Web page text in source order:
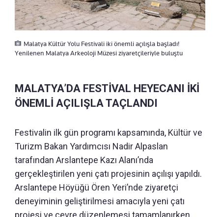
Malatya Kültür Yolu Festivali iki önemli açılışla başladı!
Yenilenen Malatya Arkeoloji Müzesi ziyaretçileriyle buluştu
MALATYA’DA FESTİVAL HEYECANI İKİ
ÖNEMLİ AÇILIŞLA TAÇLANDI
Festivalin ilk gün programı kapsamında, Kültür ve
Turizm Bakan Yardımcısı Nadir Alpaslan
tarafından Arslantepe Kazı Alanı’nda
gerçekleştirilen yeni çatı projesinin açılışı yapıldı.
Arslantepe Höyüğü Ören Yeri’nde ziyaretçi
deneyiminin geliştirilmesi amacıyla yeni çatı
projesi ve çevre düzenlemesi tamamlanırken,